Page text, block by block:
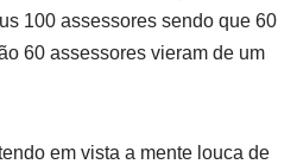
100 assessores sendo que 60
60 assessores vieram de um
em vista a mente louca de